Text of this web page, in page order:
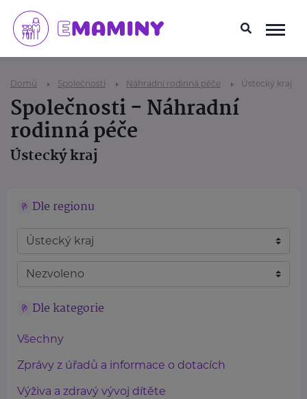
Domů Společnosti Náhradní rodinná péče Ústecký kraj
Společnosti - Náhradní
rodinná péče
Ústecký kraj
Dle regionu
Dle kategorie
Všechny
Zprávy z úřadů a informace o dotacích
Výživa a zdravý vývoj dítěte